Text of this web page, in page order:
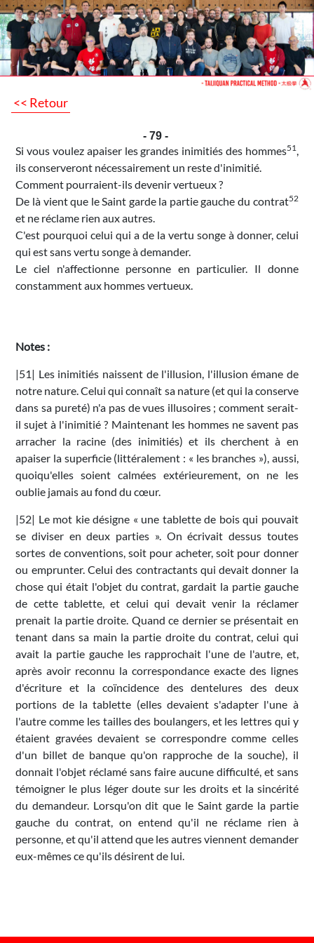
<< Retour
- 79 -
Si vous voulez apaiser les grandes inimitiés des hommes51,
ils conserveront nécessairement un reste d'inimitié.
Comment pourraient-ils devenir vertueux ?
De là vient que le Saint garde la partie gauche du contrat52
et ne réclame rien aux autres.
C'est pourquoi celui qui a de la vertu songe à donner, celui
qui est sans vertu songe à demander.
Le ciel n'affectionne personne en particulier. Il donne
constamment aux hommes vertueux.
Notes :
|51| Les inimitiés naissent de l'illusion, l'illusion émane de
notre nature. Celui qui connaît sa nature (et qui la conserve
dans sa pureté) n'a pas de vues illusoires ; comment serait-
il sujet à l'inimitié ? Maintenant les hommes ne savent pas
arracher la racine (des inimitiés) et ils cherchent à en
apaiser la superficie (littéralement : « les branches »), aussi,
quoiqu'elles soient calmées extérieurement, on ne les
oublie jamais au fond du cœur.
|52| Le mot kie désigne « une tablette de bois qui pouvait
se diviser en deux parties ». On écrivait dessus toutes
sortes de conventions, soit pour acheter, soit pour donner
ou emprunter. Celui des contractants qui devait donner la
chose qui était l'objet du contrat, gardait la partie gauche
de cette tablette, et celui qui devait venir la réclamer
prenait la partie droite. Quand ce dernier se présentait en
tenant dans sa main la partie droite du contrat, celui qui
avait la partie gauche les rapprochait l'une de l'autre, et,
après avoir reconnu la correspondance exacte des lignes
d'écriture et la coïncidence des dentelures des deux
portions de la tablette (elles devaient s'adapter l'une à
l'autre comme les tailles des boulangers, et les lettres qui y
étaient gravées devaient se correspondre comme celles
d'un billet de banque qu'on rapproche de la souche), il
donnait l'objet réclamé sans faire aucune difficulté, et sans
témoigner le plus léger doute sur les droits et la sincérité
du demandeur. Lorsqu'on dit que le Saint garde la partie
gauche du contrat, on entend qu'il ne réclame rien à
personne, et qu'il attend que les autres viennent demander
eux-mêmes ce qu'ils désirent de lui.